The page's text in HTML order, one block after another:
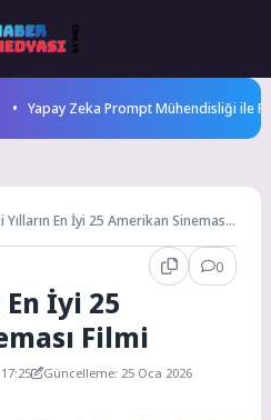
Yapay Zeka Prompt Mühendisliği ile
Yılların En İyi 25 Amerikan Sineması
0
En İyi 25
Filmi
Güncelleme: 25 Oca 2026